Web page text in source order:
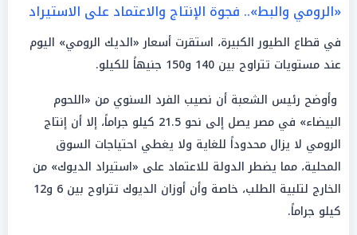
«الرومي والبط».. فجوة الإنتاج والاعتماد على الاستيراد
في قطاع الطيور الكبيرة، استقرت أسعار «الديك الرومي» اليوم
عند مستويات تتراوح بين 140 و150 جنيهاً للكيلو.
وأوضح رئيس الشعبة أن نصيب الفرد السنوي من «اللحوم
البيضاء» في مصر يصل إلى نحو 21.5 كيلو جراماً، إلا أن إنتاج
الرومي لا يزال محدوداً للغاية ولا يغطي احتياجات السوق
المحلية، مما يضطر الدولة للاعتماد على «استيراد الديوك» من
الخارج لتلبية الطلب، خاصة وأن أوزان الديوك تتراوح بين 6 و12
كيلو جراماً.